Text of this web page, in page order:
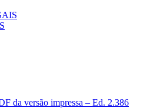
da versão impressa – Ed. 2.386